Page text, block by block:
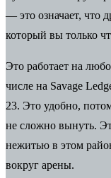
— это означает, что
который вы только
Это работает на
числе на Savage
23. Это удобно,
не сложно вынуть.
нежитью в этом
вокруг арены.